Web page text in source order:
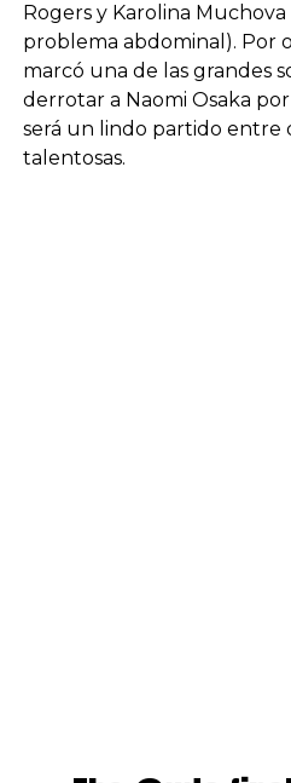
Rogers y Karolina
problema abdominal). Por
marcó una de las grandes
derrotar a Naomi Osaka por
será un lindo partido entre
talentosas.